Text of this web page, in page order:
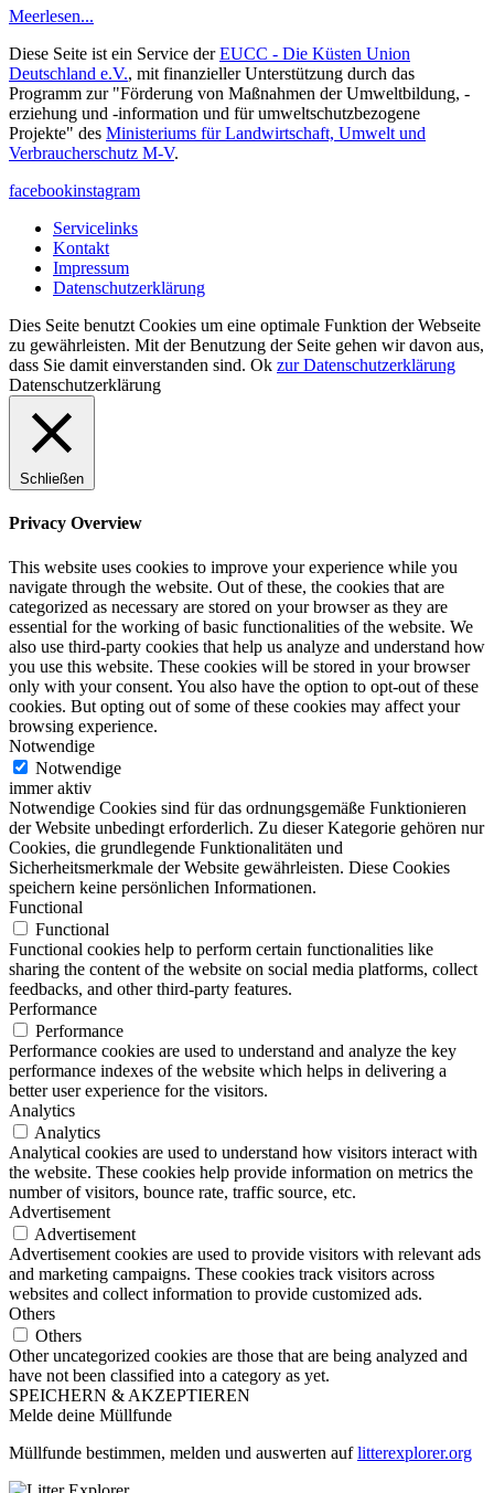
Meerlesen...
Diese Seite ist ein Service derEUCC - Die Küsten Union
Deutschland e.V., mit finanzieller Unterstützung durch das
Programm zur "Förderung von Maßnahmen der Umweltbildung, -
erziehung und -information und für umweltschutzbezogene
Projekte" des Ministeriums für Landwirtschaft, Umwelt und
Verbraucherschutz M-V.
facebookinstagram
Servicelinks
Kontakt
Impressum
Datenschutzerklärung
Dies Seite benutzt Cookies um eine optimale Funktion der Webseite
zu gewährleisten. Mit der Benutzung der Seite gehen wir davon aus,
dass Sie damit einverstanden sind. Ok zur Datenschutzerklärung
Datenschutzerklärung
Schließen
Privacy Overview
This website uses cookies to improve your experience while you
navigate through the website. Out of these, the cookies that are
categorized as necessary are stored on your browser as they are
essential for the working of basic functionalities of the website. We
also use third-party cookies that help us analyze and understand how
you use this website. These cookies will be stored in your browser
only with your consent. You also have the option to opt-out of these
cookies. But opting out of some of these cookies may affect your
browsing experience.
Notwendige
Notwendige
immer aktiv
Notwendige Cookies sind für das ordnungsgemäße Funktionieren
der Website unbedingt erforderlich. Zu dieser Kategorie gehören nur
Cookies, die grundlegende Funktionalitäten und
Sicherheitsmerkmale der Website gewährleisten. Diese Cookies
speichern keine persönlichen Informationen.
Functional
Functional
Functional cookies help to perform certain functionalities like
sharing the content of the website on social media platforms, collect
feedbacks, and other third-party features.
Performance
Performance
Performance cookies are used to understand and analyze the key
performance indexes of the website which helps in delivering a
better user experience for the visitors.
Analytics
Analytics
Analytical cookies are used to understand how visitors interact with
the website. These cookies help provide information on metrics the
number of visitors, bounce rate, traffic source, etc.
Advertisement
Advertisement
Advertisement cookies are used to provide visitors with relevant ads
and marketing campaigns. These cookies track visitors across
websites and collect information to provide customized ads.
Others
Others
Other uncategorized cookies are those that are being analyzed and
have not been classified into a category as yet.
SPEICHERN & AKZEPTIEREN
Melde deine Müllfunde
Müllfunde bestimmen, melden und auswerten auflitterexplorer.org